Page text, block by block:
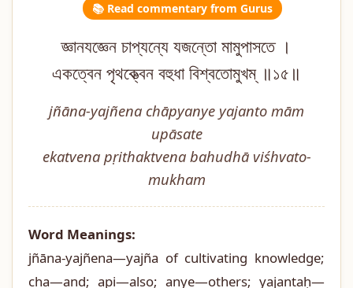
📚 Read commentary from Gurus
জ্ঞানযজ্ঞেন চাপ্যন্যে যজন্তো মামুপাসতে ।
একত্বেন পৃথক্ত্বেন বহুধা বিশ্বতোমুখম্ ॥১৫॥
jñāna-yajñena chāpyanye yajanto mām
upāsate
ekatvena pṛithaktvena bahudhā viśhvato-
mukham
Word Meanings:
jñāna-yajñena—yajña of cultivating knowledge;
cha—and; api—also; anye—others; yajantaḥ—